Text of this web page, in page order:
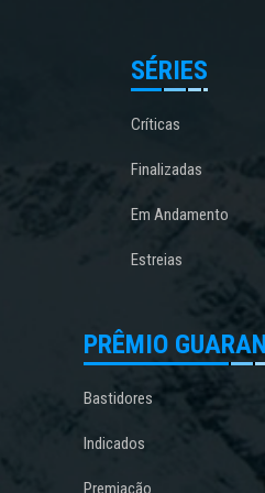
SÉRIES
Críticas
Finalizadas
Em Andamento
Estreias
PRÊMIO
Bastidores
Indicados
Premiação